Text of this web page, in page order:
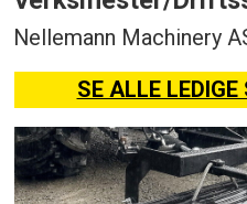
Nellemann Machinery
SE ALLE